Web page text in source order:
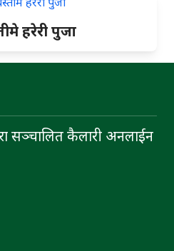
हरेरी पुजा
सञ्चालित कैलारी अनलाईन